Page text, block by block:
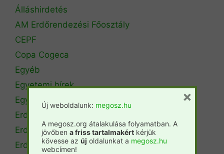
Álláshirdetés
AM Erdőrendezési Főosztály
CEPF
Copa Cogeca
Egyéb
Egyetemi hírek
Egyetemi szintű oktatás
Erdészeti szakszemélyzet
Erdőtérkép
Erdőtörvény
Új weboldalunk: megosz.hu
A megosz.org átalakulása folyamatban. A
jövőben a friss tartalmakért kérjük
kövesse az új oldalunkat a megosz.hu
webcímen!
×